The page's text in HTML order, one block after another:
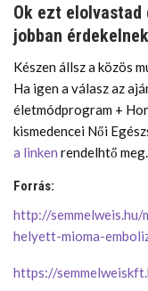
Ok ezt elolvastad
jobban
Készen állsz a közös
Ha igen a válasz az
életmódprogram +
kismedencei Női
a linken rendelhtő meg.
Forrás:
http://
helyett-mioma-
https://